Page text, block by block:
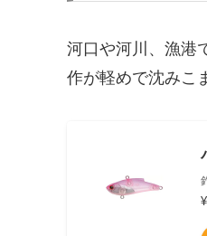
河口や河川、漁港
作が軽めで沈みこ